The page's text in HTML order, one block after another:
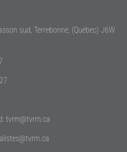
sud, Terrebonne, (Québec) J6W
tvrm@tvrm.ca